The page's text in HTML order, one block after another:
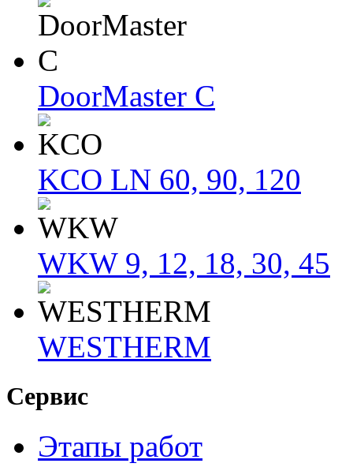
DoorMaster C
KCO LN 60, 90, 120
WKW 9, 12, 18, 30, 45
WESTHERM
Сервис
Этапы работ